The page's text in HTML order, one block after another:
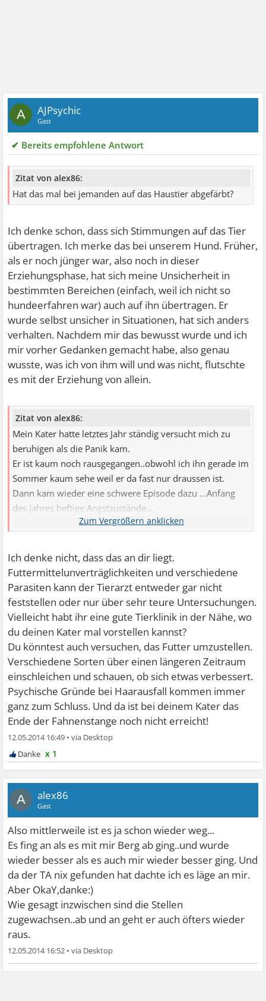
A AJPsychic
Gast
✔ Bereits empfohlene Antwort
Zitat von alex86:
Hat das mal bei jemanden auf das Haustier abgefärbt?
Ich denke schon, dass sich Stimmungen auf das Tier
übertragen. Ich merke das bei unserem Hund. Früher,
als er noch jünger war, also noch in dieser
Erziehungsphase, hat sich meine Unsicherheit in
bestimmten Bereichen (einfach, weil ich nicht so
hundeerfahren war) auch auf ihn übertragen. Er
wurde selbst unsicher in Situationen, hat sich anders
verhalten. Nachdem mir das bewusst wurde und ich
mir vorher Gedanken gemacht habe, also genau
wusste, was ich von ihm will und was nicht, flutschte
es mit der Erziehung von allein.
Zitat von alex86:
Mein Kater hatte letztes Jahr ständig versucht mich zu
beruhigen als die Panik kam.
Er ist kaum noch rausgegangen..obwohl ich ihn gerade im
Sommer kaum sehe weil er da fast nur draussen ist.
Dann kam wieder eine schwere Episode dazu ...Anfang
des Jahres heftige Angstzustände...
Wieder lag er oft auch mir und schnurrte...irgendwann
Der Tief Arzt sagte das ist meist kein Stress...er hatte aber
nach dem er ihn auf HErz und Nieren geprüft hat nix
gefunden ..also doch Stress...
Wegen mir!
Das fand ich total schlimm und Tat mir auch so leid
Ich denke nicht, dass das an dir liegt.
Futtermittelunverträglichkeiten und verschiedene
Parasiten kann der Tierarzt entweder gar nicht
feststellen oder nur über sehr teure Untersuchungen.
Vielleicht habt ihr eine gute Tierklinik in der Nähe, wo
du deinen Kater mal vorstellen kannst?
Du könntest auch versuchen, das Futter umzustellen.
Verschiedene Sorten über einen längeren Zeitraum
einschleichen und schauen, ob sich etwas verbessert.
Psychische Gründe bei Haarausfall kommen immer
ganz zum Schluss. Und da ist bei deinem Kater das
Ende der Fahnenstange noch nicht erreicht!
12.05.2014 16:49 •
x 1
A alex86
Gast
Also mittlerweile ist es ja schon wieder weg...
Es fing an als es mit mir Berg ab ging..und wurde
wieder besser als es auch mir wieder besser ging. Und
da der TA nix gefunden hat dachte ich es läge an mir.
Aber OkaY,danke:)
Wie gesagt inzwischen sind die Stellen
zugewachsen..ab und an geht er auch öfters wieder
raus.
12.05.2014 16:52 •